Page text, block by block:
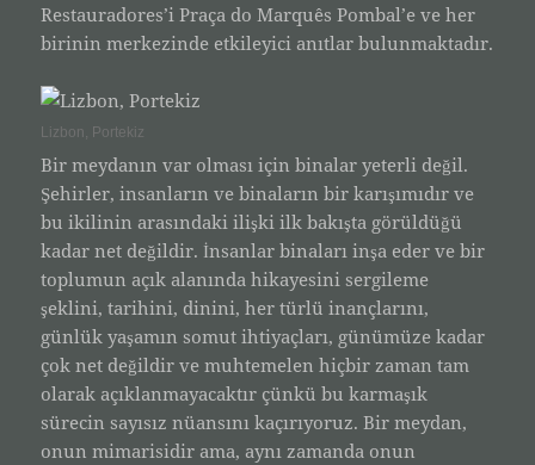
Restauradores’i Praça do Marquês Pombal’e ve her
birinin merkezinde etkileyici anıtlar bulunmaktadır.
Lizbon, Portekiz
Bir meydanın var olması için binalar yeterli değil.
Şehirler, insanların ve binaların bir karışımıdır ve
bu ikilinin arasındaki ilişki ilk bakışta görüldüğü
kadar net değildir. İnsanlar binaları inşa eder ve bir
toplumun açık alanında hikayesini sergileme
şeklini, tarihini, dinini, her türlü inançlarını,
günlük yaşamın somut ihtiyaçları, günümüze kadar
çok net değildir ve muhtemelen hiçbir zaman tam
olarak açıklanmayacaktır çünkü bu karmaşık
sürecin sayısız nüansını kaçırıyoruz. Bir meydan,
onun mimarisidir ama, aynı zamanda onun